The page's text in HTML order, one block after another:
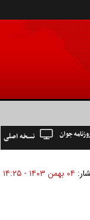
رضا کودک درون فعالی
نسخه اصلی جوان
۰۴ بهمن ۱۴۰۳ - ۱۴:۲۵